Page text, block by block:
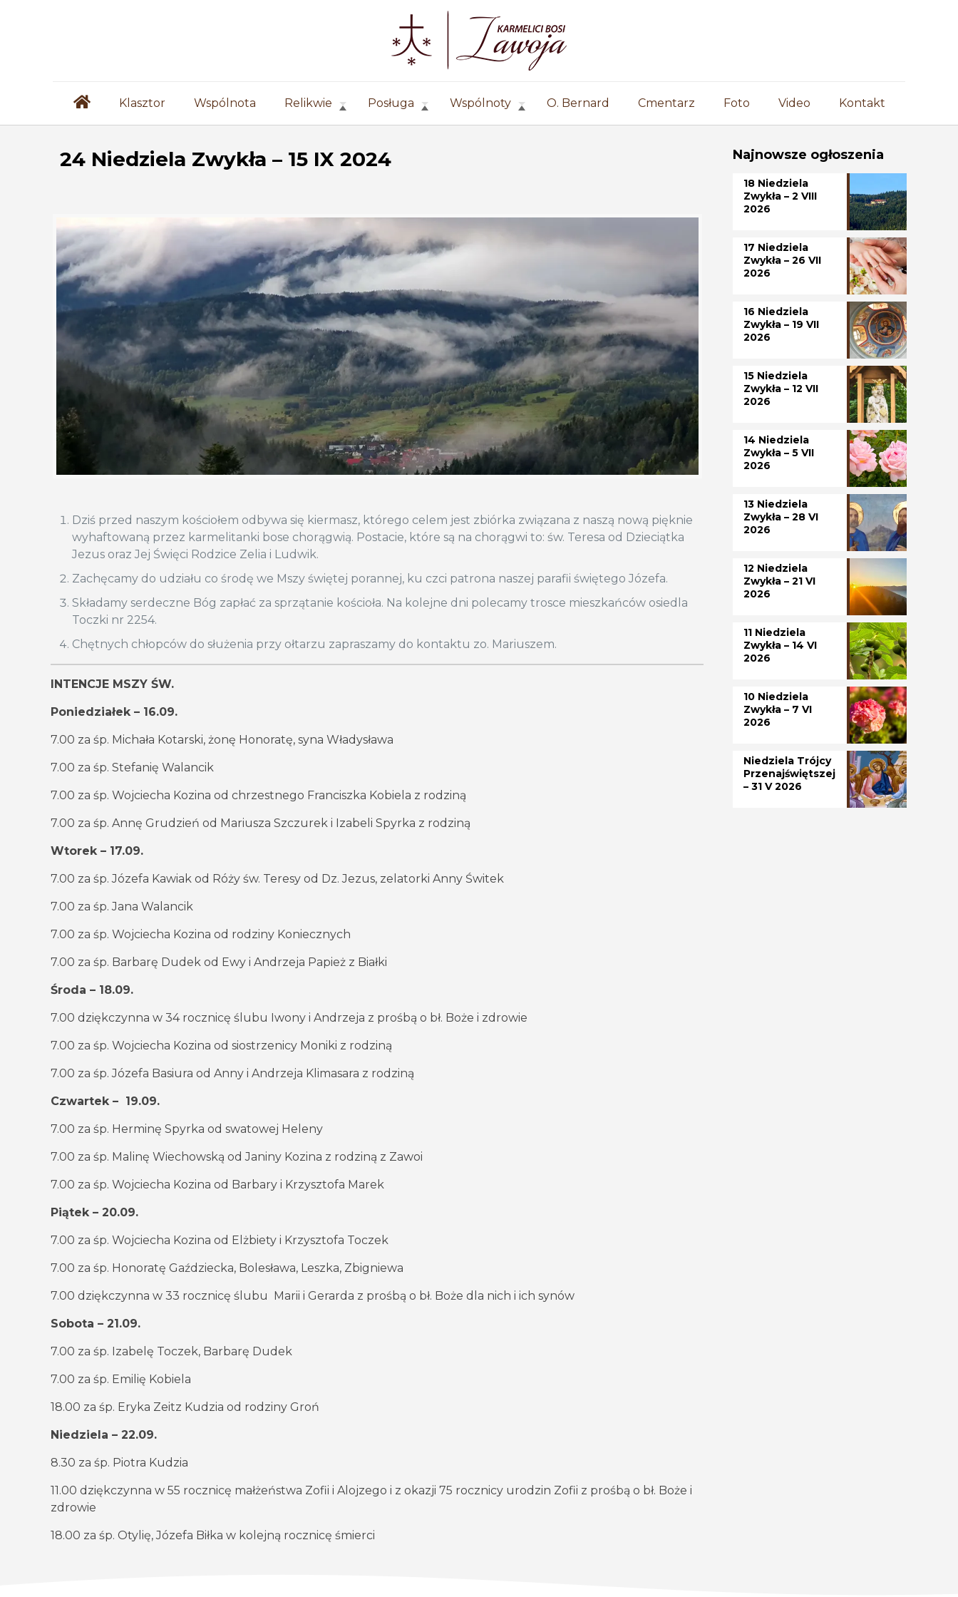
Klasztor Wspólnota Relikwie Posługa Wspólnoty O. Bernard Cmentarz Foto Video Kontakt
24 Niedziela Zwykła – 15 IX 2024
Dziś przed naszym kościołem odbywa się kiermasz, którego celem jest zbiórka związana z naszą nową pięknie
wyhaftowaną przez karmelitanki bose chorągwią. Postacie, które są na chorągwi to: św. Teresa od Dzieciątka
Jezus oraz Jej Święci Rodzice Zelia i Ludwik.
Zachęcamy do udziału co środę we Mszy świętej porannej, ku czci patrona naszej parafii świętego Józefa.
Składamy serdeczne Bóg zapłać za sprzątanie kościoła. Na kolejne dni polecamy trosce mieszkańców osiedla
Toczki nr 2254.
Chętnych chłopców do służenia przy ołtarzu zapraszamy do kontaktu zo. Mariuszem.
INTENCJE MSZY ŚW.
Poniedziałek – 16.09.
7.00 za śp. Michała Kotarski, żonę Honoratę, syna Władysława
7.00 za śp. Stefanię Walancik
7.00 za śp. Wojciecha Kozina od chrzestnego Franciszka Kobiela z rodziną
7.00 za śp. Annę Grudzień od Mariusza Szczurek i Izabeli Spyrka z rodziną
Wtorek – 17.09.
7.00 za śp. Józefa Kawiak od Róży św. Teresy od Dz. Jezus, zelatorki Anny Świtek
7.00 za śp. Jana Walancik
7.00 za śp. Wojciecha Kozina od rodziny Koniecznych
7.00 za śp. Barbarę Dudek od Ewy i Andrzeja Papież z Białki
Środa – 18.09.
7.00 dziękczynna w 34 rocznicę ślubu Iwony i Andrzeja z prośbą o bł. Boże i zdrowie
7.00 za śp. Wojciecha Kozina od siostrzenicy Moniki z rodziną
7.00 za śp. Józefa Basiura od Anny i Andrzeja Klimasara z rodziną
Czwartek – 19.09.
7.00 za śp. Herminę Spyrka od swatowej Heleny
7.00 za śp. Malinę Wiechowską od Janiny Kozina z rodziną z Zawoi
7.00 za śp. Wojciecha Kozina od Barbary i Krzysztofa Marek
Piątek – 20.09.
7.00 za śp. Wojciecha Kozina od Elżbiety i Krzysztofa Toczek
7.00 za śp. Honoratę Gaździecka, Bolesława, Leszka, Zbigniewa
7.00 dziękczynna w 33 rocznicę ślubu Marii i Gerarda z prośbą o bł. Boże dla nich i ich synów
Sobota – 21.09.
7.00 za śp. Izabelę Toczek, Barbarę Dudek
7.00 za śp. Emilię Kobiela
18.00 za śp. Eryka Zeitz Kudzia od rodziny Groń
Niedziela – 22.09.
8.30 za śp. Piotra Kudzia
11.00 dziękczynna w 55 rocznicę małżeństwa Zofii i Alojzego i z okazji 75 rocznicy urodzin Zofii z prośbą o bł. Boże i
zdrowie
18.00 za śp. Otylię, Józefa Biłka w kolejną rocznicę śmierci
Najnowsze ogłoszenia
18 Niedziela
Zwykła – 2 VIII
2026
17 Niedziela
Zwykła – 26 VII
2026
16 Niedziela
Zwykła – 19 VII
2026
15 Niedziela
Zwykła – 12 VII
2026
14 Niedziela
Zwykła – 5 VII
2026
13 Niedziela
Zwykła – 28 VI
2026
12 Niedziela
Zwykła – 21 VI
2026
11 Niedziela
Zwykła – 14 VI
2026
10 Niedziela
Zwykła – 7 VI
2026
Niedziela Trójcy
Przenajświętszej
– 31 V 2026